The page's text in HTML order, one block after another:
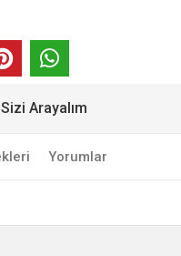
Sizi Arayalım
Yorumlar